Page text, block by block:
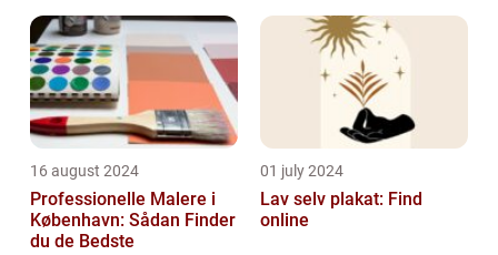
16 august 2024
Professionelle Malere i
København: Sådan Finder
du de Bedste
01 july 2024
Lav selv plakat: Find
online